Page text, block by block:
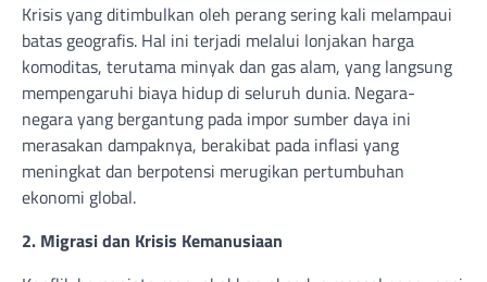
Krisis yang ditimbulkan oleh perang sering kali melampaui
batas geografis. Hal ini terjadi melalui lonjakan harga
komoditas, terutama minyak dan gas alam, yang langsung
mempengaruhi biaya hidup di seluruh dunia. Negara-
negara yang bergantung pada impor sumber daya ini
merasakan dampaknya, berakibat pada inflasi yang
meningkat dan berpotensi merugikan pertumbuhan
ekonomi global.
2. Migrasi dan Krisis Kemanusiaan